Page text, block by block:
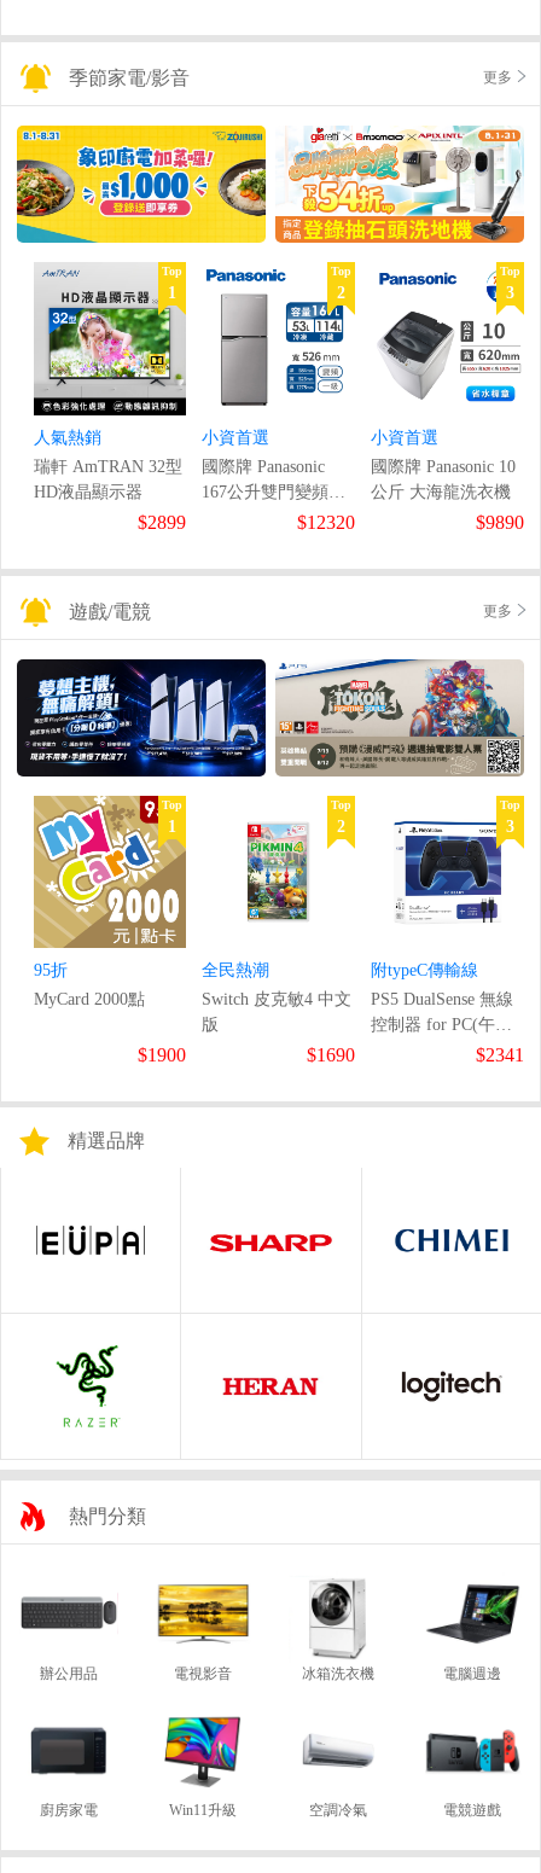
季節家電/影音 更多
Top
1
人氣熱銷
瑞軒 AmTRAN 32型
HD液晶顯示器
$2899
Top
2
小資首選
國際牌 Panasonic
167公升雙門變頻冰
$12320
Top
3
小資首選
國際牌 Panasonic 10
公斤 大海龍洗衣機
$9890
遊戲/電競 更多
Top
1
95折
MyCard 2000點
$1900
Top
2
全民熱潮
Switch 皮克敏4 中文
版
$1690
Top
3
附typeC傳輸線
PS5 DualSense 無線
控制器 for PC(午夜
$2341
精選品牌
熱門分類
辦公用品 電視影音 冰箱洗衣機 電腦週邊
廚房家電 Win11升級 空調冷氣 電競遊戲